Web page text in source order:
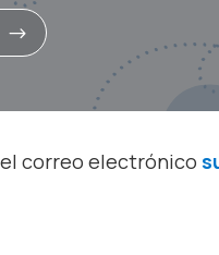
correo electrónico